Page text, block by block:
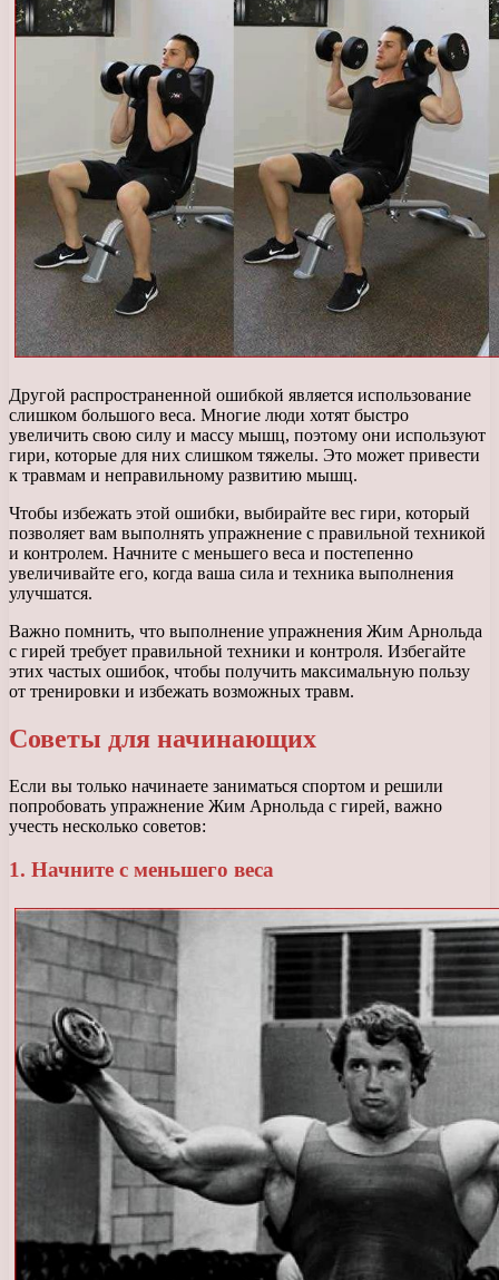
Другой распространенной ошибкой является использование
слишком большого веса. Многие люди хотят быстро
увеличить свою силу и массу мышц, поэтому они используют
гири, которые для них слишком тяжелы. Это может привести
к травмам и неправильному развитию мышц.
Чтобы избежать этой ошибки, выбирайте вес гири, который
позволяет вам выполнять упражнение с правильной техникой
и контролем. Начните с меньшего веса и постепенно
увеличивайте его, когда ваша сила и техника выполнения
улучшатся.
Важно помнить, что выполнение упражнения Жим Арнольда
с гирей требует правильной техники и контроля. Избегайте
этих частых ошибок, чтобы получить максимальную пользу
от тренировки и избежать возможных травм.
Советы для начинающих
Если вы только начинаете заниматься спортом и решили
попробовать упражнение Жим Арнольда с гирей, важно
учесть несколько советов:
1. Начните с меньшего веса